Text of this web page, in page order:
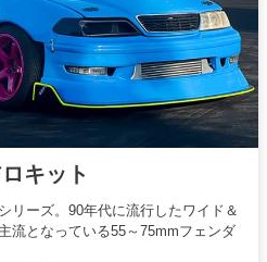
キット
リーズ。90年代に流行したワイド＆
流となっている55～75mmフェンダ